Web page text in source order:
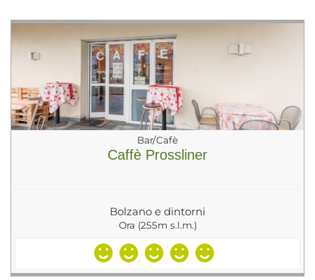
Bar/Cafè
Caffè Prossliner
Bolzano e dintorni
Ora (255m s.l.m.)